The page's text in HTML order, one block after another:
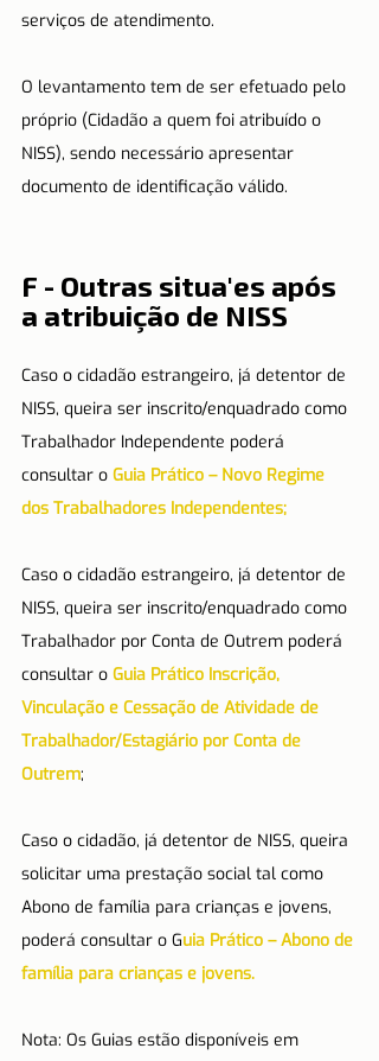
serviços de atendimento.
O levantamento tem de ser efetuado pelo
próprio (Cidadão a quem foi atribuído o
NISS), sendo necessário apresentar
documento de identificação válido.
F - Outras situa'es após
a atribuição de NISS
Caso o cidadão estrangeiro, já detentor de
NISS, queira ser inscrito/enquadrado como
Trabalhador Independente poderá
consultar o Guia Prático – Novo Regime
dos Trabalhadores Independentes;
Caso o cidadão estrangeiro, já detentor de
NISS, queira ser inscrito/enquadrado como
Trabalhador por Conta de Outrem poderá
consultar o Guia Prático Inscrição,
Vinculação e Cessação de Atividade de
Trabalhador/Estagiário por Conta de
Outrem;
Caso o cidadão, já detentor de NISS, queira
solicitar uma prestação social tal como
Abono de família para crianças e jovens,
poderá consultar o Guia Prático – Abono de
família para crianças e jovens.
Nota: Os Guias estão disponíveis em